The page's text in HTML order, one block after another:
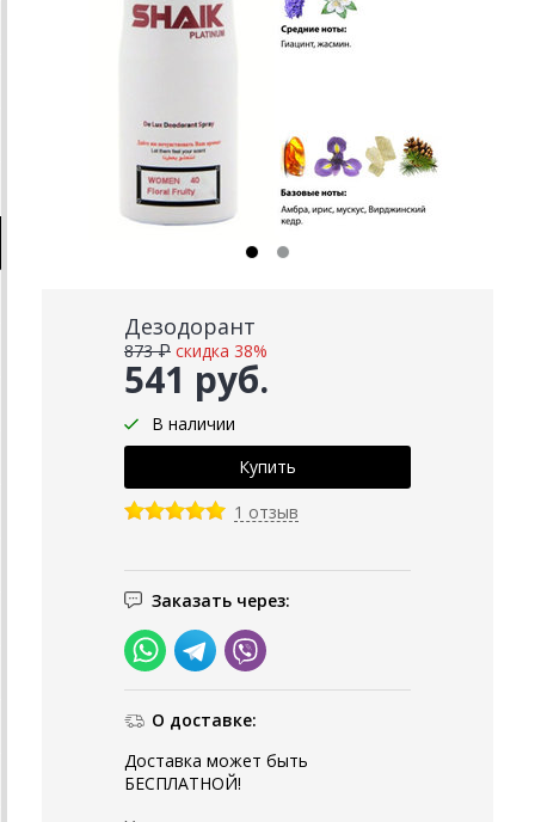
Дезодорант
541 руб.
873 ₽ скидка 38%
В наличии
1 отзыв
Заказать через:
О доставке:
Доставка может быть
БЕСПЛАТНОЙ!